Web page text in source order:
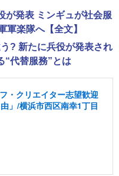
が発表 ミンギュが社会服
軍楽隊へ【全文】
? 新たに兵役が発表され
“代替服務”とは
・クリエイター志望歓迎
」/横浜市西区南幸1丁目